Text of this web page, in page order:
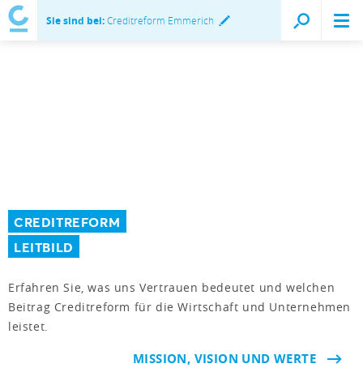
Sie sind bei:Creditreform Emmerich
CREDITREFORM
LEITBILD
Erfahren Sie, was uns Vertrauen bedeutet und welchen
Beitrag Creditreform für die Wirtschaft und Unternehmen
leistet.
MISSION, VISION UND WERTE